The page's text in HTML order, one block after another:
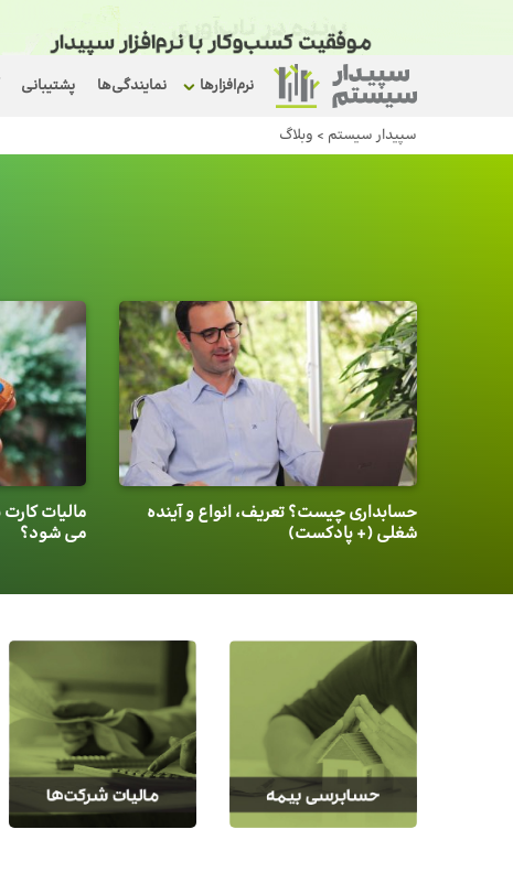
نرم‌افزارها نمایندگی‌ها پشتیبانی
سپیدار سیستم > وبلاگ
حسابداری چیست؟ تعریف، انواع و آینده
شغلی (+ پادکست)
می شود؟